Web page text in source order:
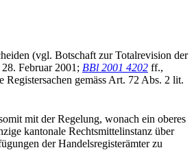
(vgl. Botschaft zur Totalrevision der
Februar 2001; BBl 2001 4202 ff.,
gemäss Art. 72 Abs. 2 lit.
mit der Regelung, wonach ein oberes
kantonale Rechtsmittelinstanz über
der Handelsregisterämter zu